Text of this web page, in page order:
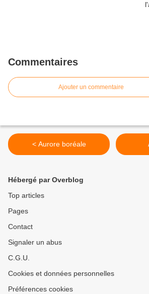
Commentaires
Ajouter un commentaire
< Aurore boréale
Hébergé par Overblog
Top articles
Pages
Contact
Signaler un abus
C.G.U.
Cookies et données personnelles
Préférences cookies